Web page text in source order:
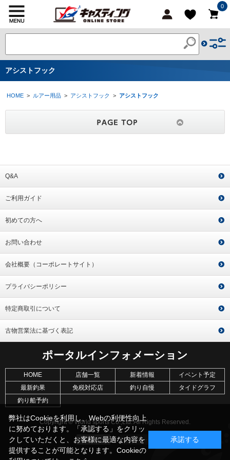
0
アシストフック
HOME > ルアー用品 > アシストフック > アシストフック
Q&A
ご利用ガイド
初めての方へ
お問い合わせ
会社概要（コーポレートサイト）
プライバシーポリシー
特定商取引について
古物営業法に基づく表記
ポータルインフォメーション
HOME 店舗一覧 新着情報
イベント予定
最新釣果
免税対応店 釣り自慢
タイドグラフ
釣り船予約
Copyright © World sports Co.,Ltd. All Rights Reserved.
弊社はCookieを利用し、Webの利便性向上
に努めております。「承認する」をクリッ
クしていただくと、お客様に最適な内容を
提供することが可能となります。Cookieの
承諾する